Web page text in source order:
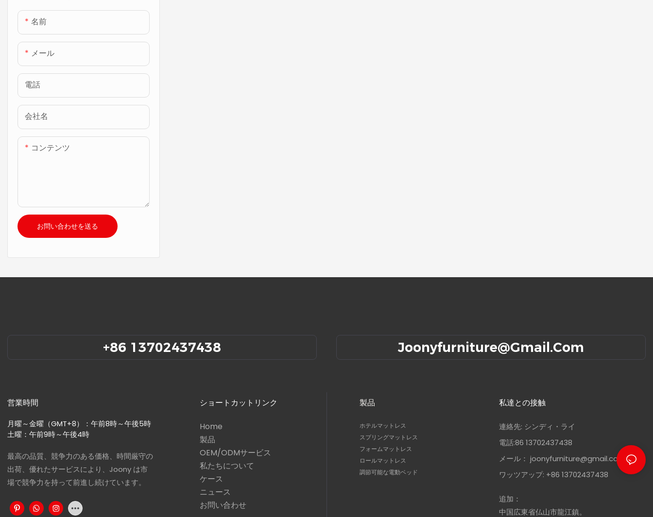
名前
メール
電話
会社名
コンテンツ
お問い合わせを送る
+86 13702437438 Joonyfurniture@gmail.com
営業時間
月曜～金曜（GMT+8）：午前8時～午後5時
土曜：午前9時～午後4時
最高の品質、競争力のある価格、時間厳守の
出荷、優れたサービスにより、Joony は市
場で競争力を持って前進し続けています。
ショートカットリンク
Home
製品
OEM/ODMサービス
私たちについて
ケース
ニュース
お問い合わせ
製品
ホテルマットレス
スプリングマットレス
フォームマットレス
ロールマットレス
調節可能な電動ベッド
私達との接触
連絡先: シンディ・ライ
電話:86 13702437438
メール：joonyfurniture@gmail.com
ワッツアップ: +86 13702437438
追加：
中国広東省仏山市龍江鎮。